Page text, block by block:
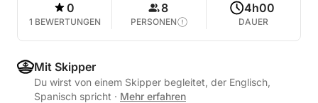
0
1 BEWERTUNGEN
8
PERSONEN
4h00
DAUER
Mit Skipper
Du wirst von einem Skipper begleitet, der Englisch,
Spanisch spricht · Mehr erfahren